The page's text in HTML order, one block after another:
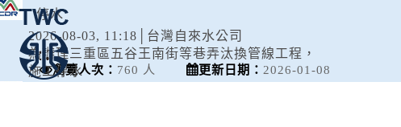
停水
2026-08-03, 11:18│台灣自來水公司
為辦理三重區五谷王南街等巷弄汰換管線工程，
施工停水
瀏覽人次： 760 人 更新日期： 2026-01-08